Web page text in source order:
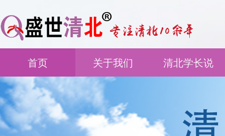
首页 关于我们 清北学长说